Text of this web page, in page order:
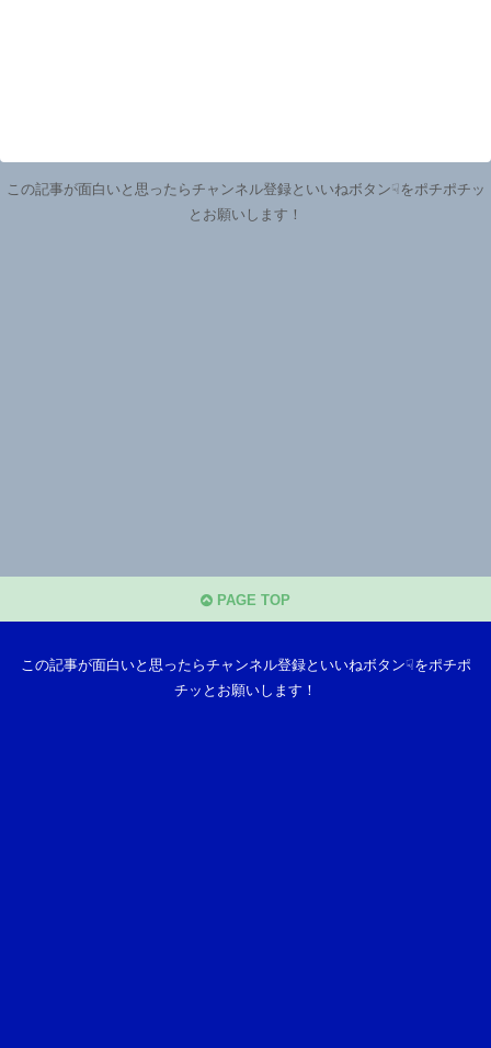
この記事が面白いと思ったらチャンネル登録といいねボタン☟をポチポチッ
とお願いします！
PAGE TOP
この記事が面白いと思ったらチャンネル登録といいねボタン☟をポチポ
チッとお願いします！